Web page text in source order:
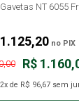
NT 6055
R$
de R$ 96,67 sem
no PIX